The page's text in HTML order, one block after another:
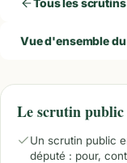
Vue d'ensemble
Le scrutin public
Un scrutin public
député : pour,